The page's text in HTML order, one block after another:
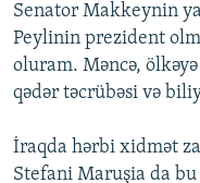
Senator Makkeynin
Peylinin prezident
oluram. Məncə,
qədər təcrübəsi və
İraqda hərbi xidmət
Stefani Maruşia da